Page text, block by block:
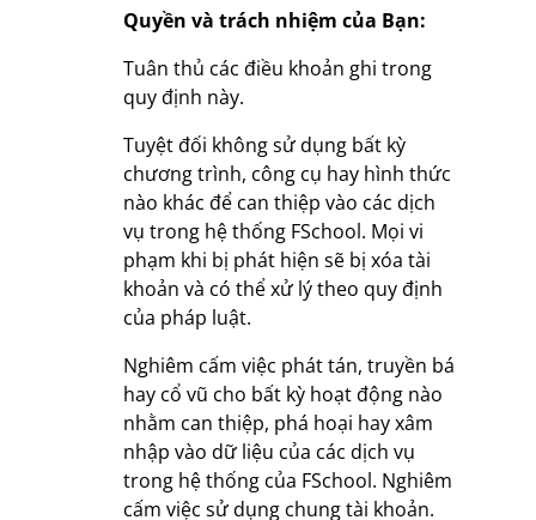
Quyền và trách nhiệm của Bạn:
Tuân thủ các điều khoản ghi trong
quy định này.
Tuyệt đối không sử dụng bất kỳ
chương trình, công cụ hay hình thức
nào khác để can thiệp vào các dịch
vụ trong hệ thống FSchool. Mọi vi
phạm khi bị phát hiện sẽ bị xóa tài
khoản và có thể xử lý theo quy định
của pháp luật.
Nghiêm cấm việc phát tán, truyền bá
hay cổ vũ cho bất kỳ hoạt động nào
nhằm can thiệp, phá hoại hay xâm
nhập vào dữ liệu của các dịch vụ
trong hệ thống của FSchool. Nghiêm
cấm việc sử dụng chung tài khoản.